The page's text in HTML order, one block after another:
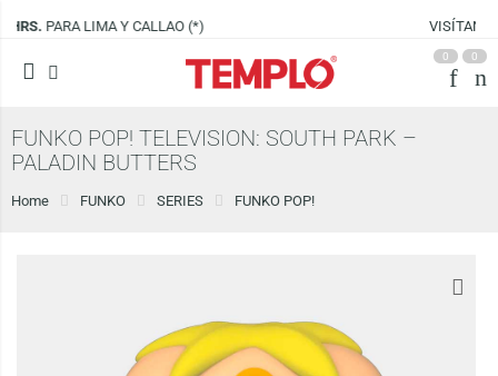
0 0
FUNKO POP! TELEVISION: SOUTH PARK –
PALADIN BUTTERS
Home FUNKO SERIES FUNKO POP!